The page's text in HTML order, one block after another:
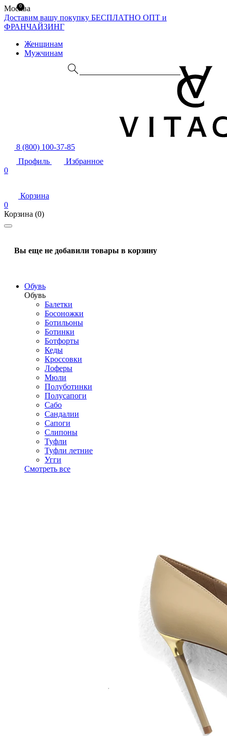
Москва
Доставим вашу покупку БЕСПЛАТНО ОПТ и
ФРАНЧАЙЗИНГ
Женщинам
Мужчинам
8 (800) 100-37-85
Профиль
Избранное
0
Корзина
0
Корзина (0)
Вы еще не добавили товары в корзину
Обувь
Обувь
Балетки
Босоножки
Ботильоны
Ботинки
Ботфорты
Кеды
Кроссовки
Лоферы
Мюли
Полуботинки
Полусапоги
Сабо
Сандалии
Сапоги
Слипоны
Туфли
Туфли летние
Угги
Смотреть все
0